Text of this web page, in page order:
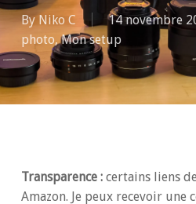
By Niko C 14 novembre
photo,Mon setup
Transparence :certains liens
Amazon. Je peux recevoir une